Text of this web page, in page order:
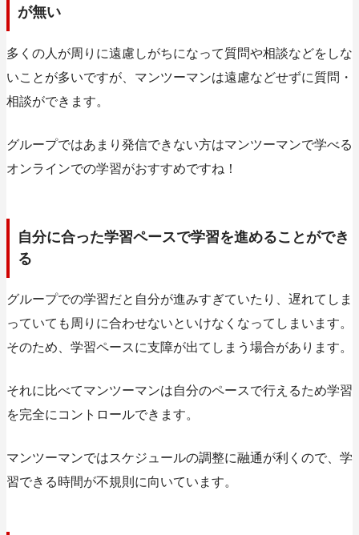
が無い
多くの人が周りに遠慮しがちになって質問や相談などをしな
いことが多いですが、マンツーマンは遠慮などせずに質問・
相談ができます。
グループではあまり発信できない方はマンツーマンで学べる
オンラインでの学習がおすすめですね！
自分に合った学習ペースで学習を進めることができ
る
グループでの学習だと自分が進みすぎていたり、遅れてしま
っていても周りに合わせないといけなくなってしまいます。
そのため、学習ペースに支障が出てしまう場合があります。
それに比べてマンツーマンは自分のペースで行えるため学習
を完全にコントロールできます。
マンツーマンではスケジュールの調整に融通が利くので、学
習できる時間が不規則に向いています。